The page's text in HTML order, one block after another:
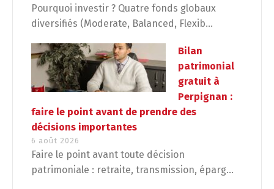
Pourquoi investir ? Quatre fonds globaux
diversifiés (Moderate, Balanced, Flexib...
Bilan
patrimonial
gratuit à
Perpignan :
faire le point avant de prendre des
décisions importantes
6 août 2026
Faire le point avant toute décision
patrimoniale : retraite, transmission, éparg...